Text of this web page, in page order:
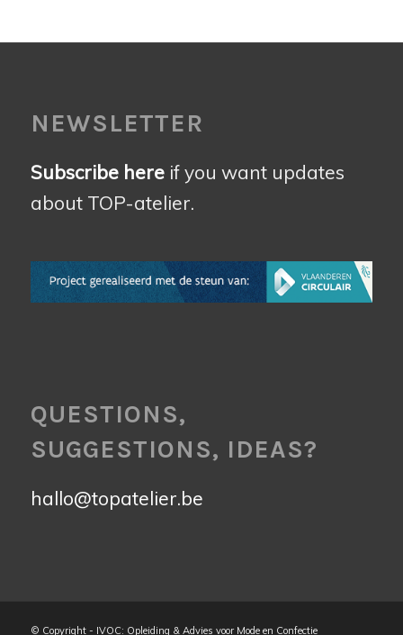
NEWSLETTER
Subscribe hereif you want updates
about TOP-atelier.
QUESTIONS,
SUGGESTIONS, IDEAS?
hallo@topatelier.be
© Copyright - IVOC: Opleiding & Advies voor Mode en Confectie